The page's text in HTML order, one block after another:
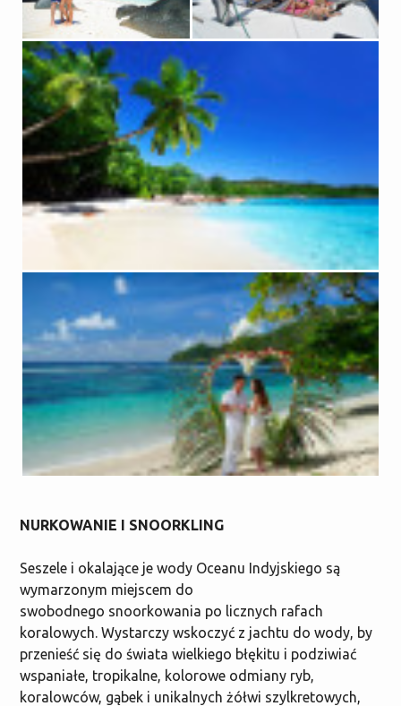
NURKOWANIE I SNOORKLING
Seszele i okalające je wody Oceanu Indyjskiego są
wymarzonym miejscem do
swobodnego snoorkowania po licznych rafach
koralowych. Wystarczy wskoczyć z jachtu do wody, by
przenieść się do świata wielkiego błękitu i podziwiać
wspaniałe, tropikalne, kolorowe odmiany ryb,
koralowców, gąbek i unikalnych żółwi szylkretowych,